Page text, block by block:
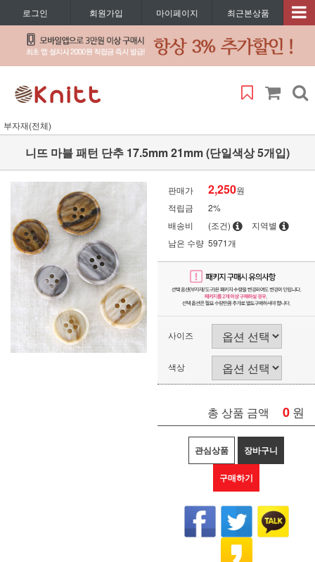
로그인 회원가입 마이페이지 최근본상품
부자재(전체)
니뜨 마블 패턴 단추 17.5mm 21mm (단일색상 5개입)
판매가 2,250원
적립금
2%
배송비
(조건)
지역별
남은 수량 5971개
사이즈
색상
총 상품 금액 0 원
관심상품 장바구니
구매하기